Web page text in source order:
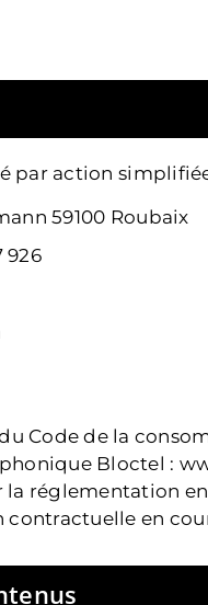
par action
59100 Roubaix
926
Code de la
Bloctel :
la réglementation
contractuelle en